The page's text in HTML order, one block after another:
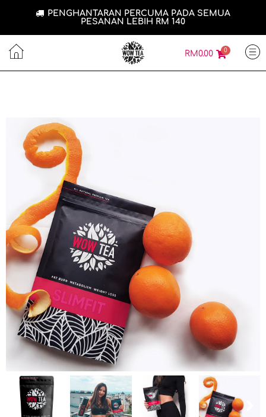
PENGHANTARAN PERCUMA PADA SEMUA
PESANAN LEBIH RM 140
RM0.00 0